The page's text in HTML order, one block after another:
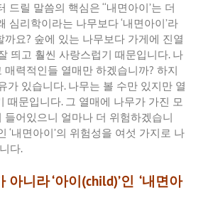
드릴 말씀의 핵심은 ‘‘내면아이’는 더
심리학이라는 나무보다‘내면아이’라
까요? 숲에 있는 나무보다 가게에 진열
띄고 훨씬 사랑스럽기 때문입니다. 나
매력적인들 열매만 하겠습니까? 하지
가 있습니다. 나무는 볼 수만 있지만 열
때문입니다. 그 열매에 나무가 가진 모
들어있으니 얼마나 더 위험하겠습니
‘내면아이’의 위험성을 여섯 가지로 나
다.
아니라‘아이(child)’인 ‘내면아